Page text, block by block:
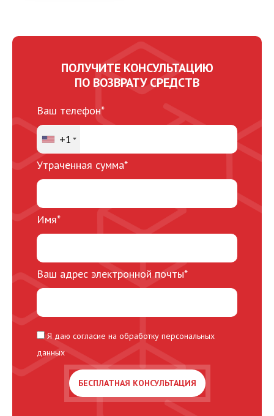
ПОЛУЧИТЕ КОНСУЛЬТАЦИЮ
ПО ВОЗВРАТУ СРЕДСТВ
Ваш телефон*
+1
Утраченная сумма*
Имя*
Ваш адрес электронной почты*
Я даю согласие на обработку персональных
данных